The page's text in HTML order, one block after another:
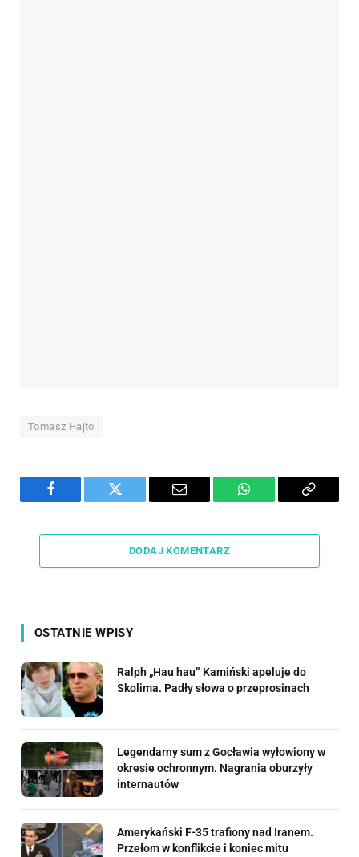
Tomasz Hajto
Facebook Twitter Email WhatsAppCopy
DODAJ KOMENTARZ
OSTATNIE WPISY
Ralph „Hau hau” Kamiński apeluje do
Skolima. Padły słowa o przeprosinach
Legendarny sum z Gocławia wyłowiony w
okresie ochronnym. Nagrania oburzyły
internautów
Amerykański F-35 trafiony nad Iranem.
Przełom w konflikcie i koniec mitu